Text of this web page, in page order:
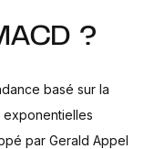
?
basé sur la
par Gerald Appel